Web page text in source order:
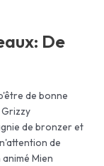
De
de bonne
de bronzer et
de
Mien